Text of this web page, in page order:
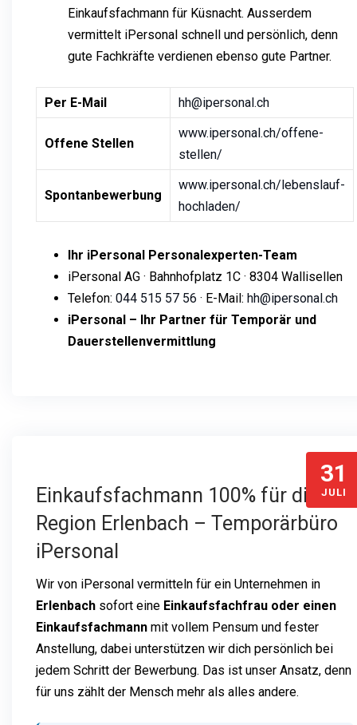
Einkaufsfachmann für Küsnacht. Ausserdem
vermittelt iPersonal schnell und persönlich, denn
gute Fachkräfte verdienen ebenso gute Partner.
Per E-Mail hh@ipersonal.ch
Offene Stellen
www.ipersonal.ch/offene-
stellen/
Spontanbewerbung
www.ipersonal.ch/lebenslauf-
hochladen/
Ihr iPersonal Personalexperten-Team
iPersonal AG · Bahnhofplatz 1C · 8304 Wallisellen
Telefon: 044 515 57 56 · E-Mail: hh@ipersonal.ch
iPersonal – Ihr Partner für Temporär und
Dauerstellenvermittlung
31
JULI
Einkaufsfachmann 100% für die
Region Erlenbach – Temporärbüro
iPersonal
Wir von iPersonal vermitteln für ein Unternehmen in
Erlenbach sofort eine Einkaufsfachfrau oder einen
Einkaufsfachmann mit vollem Pensum und fester
Anstellung, dabei unterstützen wir dich persönlich bei
jedem Schritt der Bewerbung. Das ist unser Ansatz, denn
für uns zählt der Mensch mehr als alles andere.